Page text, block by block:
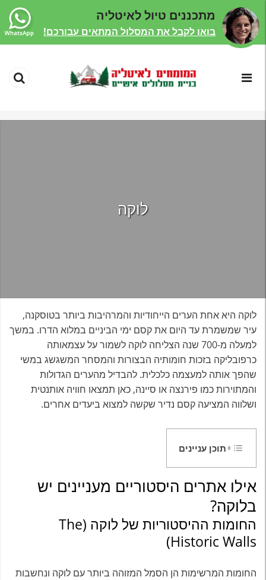
לוקה
לוקה היא אחת הערים הייחודיות והמרהיבות ביותר בטוסקנה,
עיר שמשמרת עד היום את קסם ימי הביניים במלוא הדרו. במשך
למעלה מ-700 שנה הצליחה לוקה לשמור על עצמאותה
כרפובליקה בזכות חומותיה הבצורות והמסחר המשגשג במשי
שהפך אותה למעצמה כלכלית. להבדיל מהערים הגדולות
והמתוירות כמו פירנצה או סיינה, כאן תמצאו חוויה אותנטית
ושלווה המציעה קסם נדיר שקשה למצוא ביעדים אחרים.
תוכן עניינים
אילו אתרים היסטוריים מעניינים יש
בלוקה?
החומות ההיסטוריות של לוקה (The
Historic Walls)
החומות המרשימות הן הסמל המזוהה ביותר עם לוקה ונחשבות
מתכננים טיול לאיטליה
בואו לקבל את המסלול המתאים עבורכם!